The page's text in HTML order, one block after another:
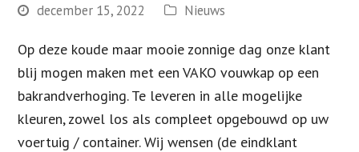
december 15, 2022 Nieuws
Op deze koude maar mooie zonnige dag onze klant
blij mogen maken met een VAKO vouwkap op een
bakrandverhoging. Te leveren in alle mogelijke
kleuren, zowel los als compleet opgebouwd op uw
voertuig / container. Wij wensen (de eindklant